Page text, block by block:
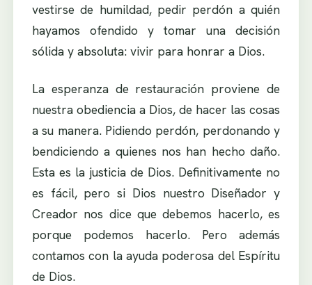
vestirse de humildad, pedir perdón a quién
hayamos ofendido y tomar una decisión
sólida y absoluta: vivir para honrar a Dios.
La esperanza de restauración proviene de
nuestra obediencia a Dios, de hacer las cosas
a su manera. Pidiendo perdón, perdonando y
bendiciendo a quienes nos han hecho daño.
Esta es la justicia de Dios. Definitivamente no
es fácil, pero si Dios nuestro Diseñador y
Creador nos dice que debemos hacerlo, es
porque podemos hacerlo. Pero además
contamos con la ayuda poderosa del Espíritu
de Dios.